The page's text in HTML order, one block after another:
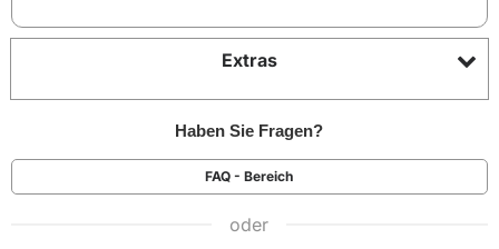
Extras
Haben Sie Fragen?
FAQ - Bereich
oder